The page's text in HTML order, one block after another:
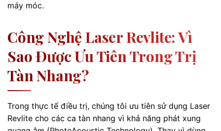
máy móc.
Công Nghệ Laser Revlite: Vì
Sao Được Ưu Tiên Trong Trị
Tàn Nhang?
Trong thực tế điều trị, chúng tôi ưu tiên sử dụng Laser
Revlite cho các ca tàn nhang vì khả năng phát xung